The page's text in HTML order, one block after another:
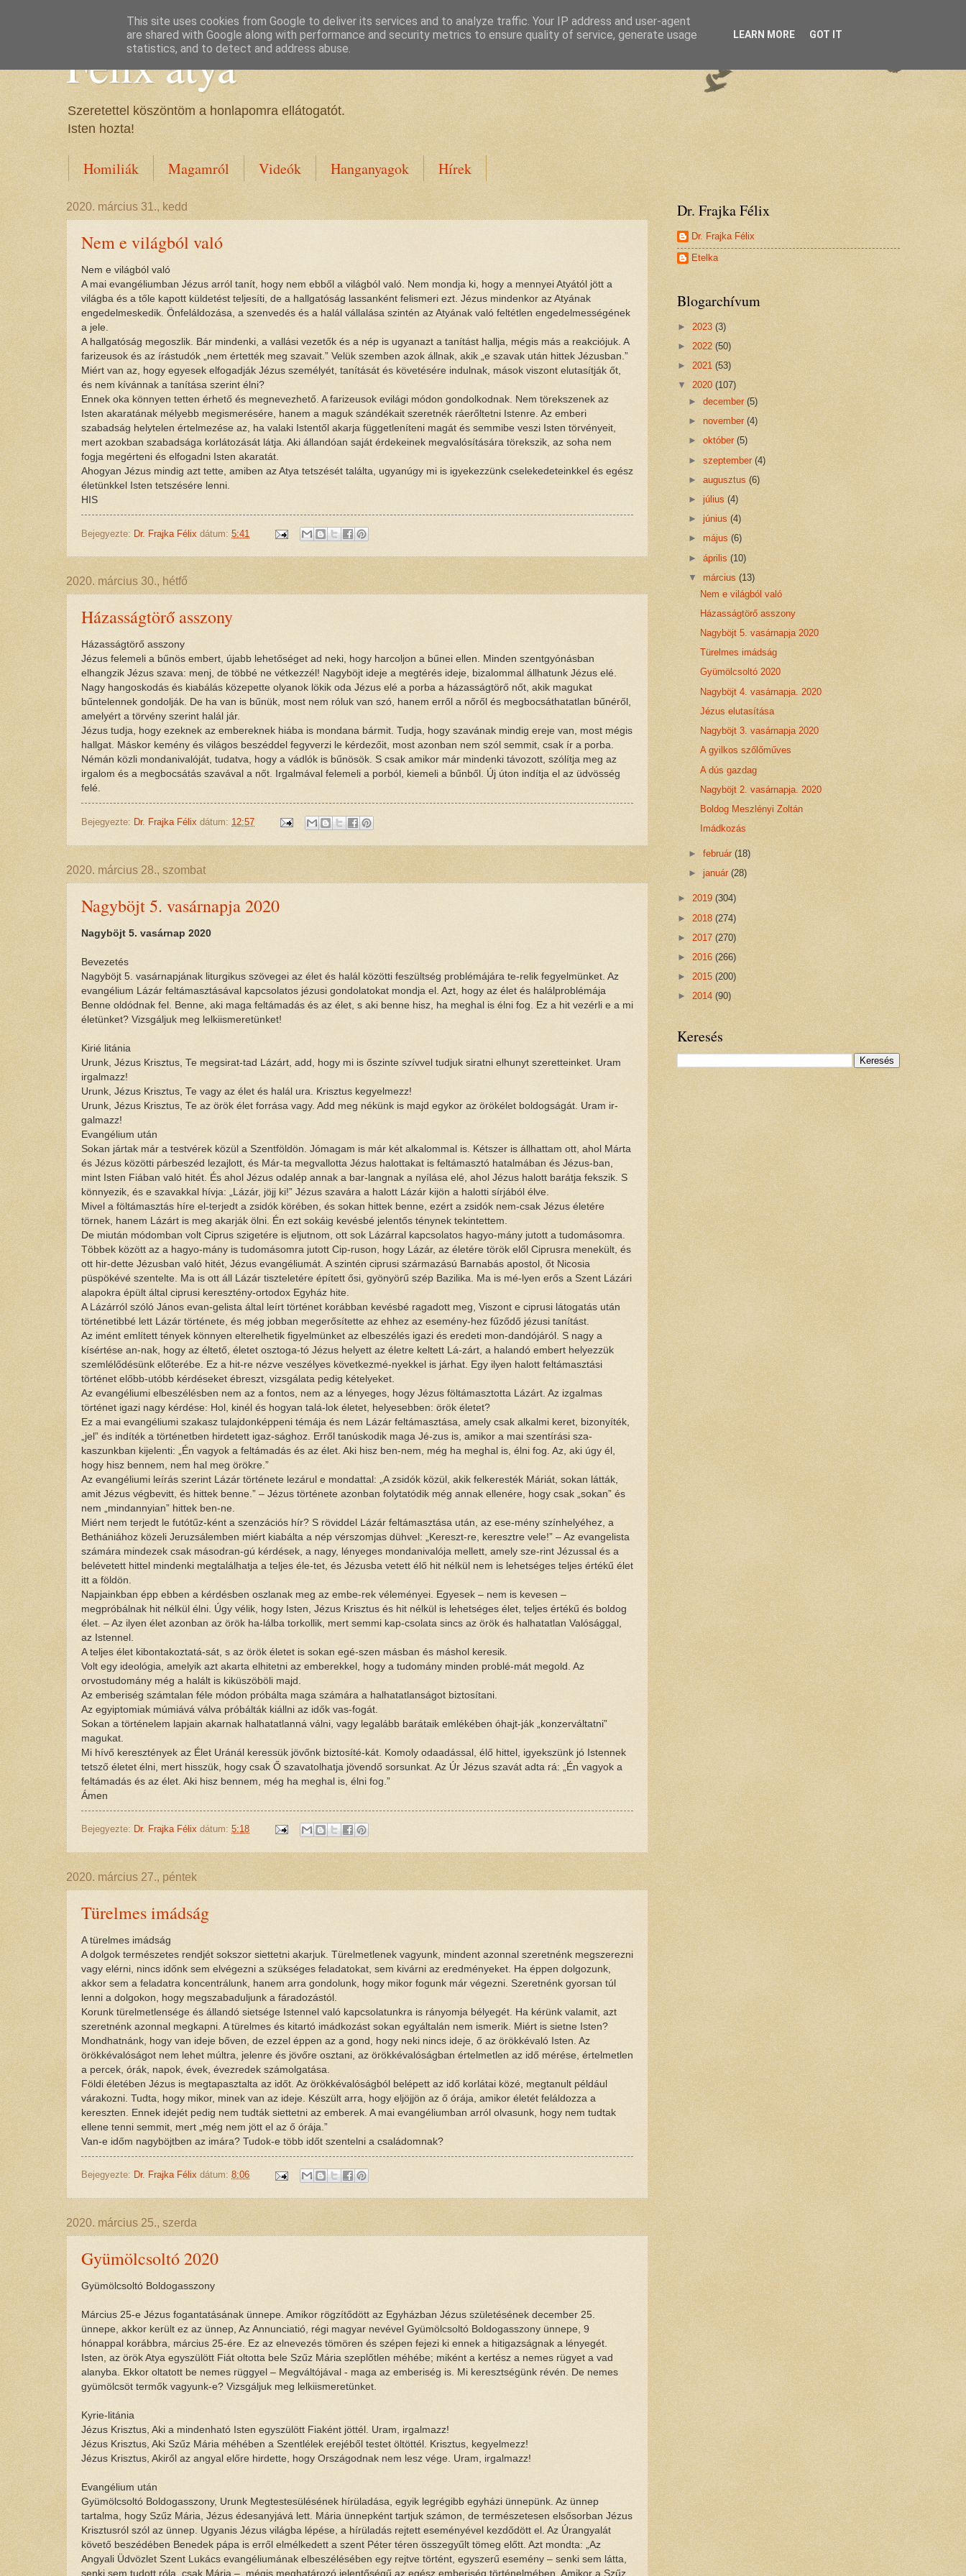
Félix atya
Szeretettel köszöntöm a honlapomra ellátogatót.
Isten hozta!
Homiliák Magamról Videók Hanganyagok Hírek
2020. március 31., kedd
Nem e világból való
Nem e világból való
A mai evangéliumban Jézus arról tanít, hogy nem ebből a világból való. Nem mondja ki, hogy a mennyei Atyától jött a
világba és a tőle kapott küldetést teljesíti, de a hallgatóság lassanként felismeri ezt. Jézus mindenkor az Atyának
engedelmeskedik. Önfeláldozása, a szenvedés és a halál vállalása szintén az Atyának való feltétlen engedelmességének
a jele.
A hallgatóság megoszlik. Bár mindenki, a vallási vezetők és a nép is ugyanazt a tanítást hallja, mégis más a reakciójuk. A
farizeusok és az írástudók „nem értették meg szavait.” Velük szemben azok állnak, akik „e szavak után hittek Jézusban.”
Miért van az, hogy egyesek elfogadják Jézus személyét, tanítását és követésére indulnak, mások viszont elutasítják őt,
és nem kívánnak a tanítása szerint élni?
Ennek oka könnyen tetten érhető és megnevezhető. A farizeusok evilági módon gondolkodnak. Nem törekszenek az
Isten akaratának mélyebb megismerésére, hanem a maguk szándékait szeretnék ráerőltetni Istenre. Az emberi
szabadság helytelen értelmezése az, ha valaki Istentől akarja függetleníteni magát és semmibe veszi Isten törvényeit,
mert azokban szabadsága korlátozását látja. Aki állandóan saját érdekeinek megvalósítására törekszik, az soha nem
fogja megérteni és elfogadni Isten akaratát.
Ahogyan Jézus mindig azt tette, amiben az Atya tetszését találta, ugyanúgy mi is igyekezzünk cselekedeteinkkel és egész
életünkkel Isten tetszésére lenni.
HIS
Bejegyezte: Dr. Frajka Félix dátum: 5:41
2020. március 30., hétfő
Házasságtörő asszony
Házasságtörő asszony
Jézus felemeli a bűnös embert, újabb lehetőséget ad neki, hogy harcoljon a bűnei ellen. Minden szentgyónásban
elhangzik Jézus szava: menj, de többé ne vétkezzél! Nagyböjt ideje a megtérés ideje, bizalommal állhatunk Jézus elé.
Nagy hangoskodás és kiabálás közepette olyanok lökik oda Jézus elé a porba a házasságtörő nőt, akik magukat
bűntelennek gondolják. De ha van is bűnük, most nem róluk van szó, hanem erről a nőről és megbocsáthatatlan bűnéről,
amelyért a törvény szerint halál jár.
Jézus tudja, hogy ezeknek az embereknek hiába is mondana bármit. Tudja, hogy szavának mindig ereje van, most mégis
hallgat. Máskor kemény és világos beszéddel fegyverzi le kérdezőit, most azonban nem szól semmit, csak ír a porba.
Némán közli mondanivalóját, tudatva, hogy a vádlók is bűnösök. S csak amikor már mindenki távozott, szólítja meg az
irgalom és a megbocsátás szavával a nőt. Irgalmával felemeli a porból, kiemeli a bűnből. Új úton indítja el az üdvösség
felé.
Bejegyezte: Dr. Frajka Félix dátum: 12:57
2020. március 28., szombat
Nagyböjt 5. vasárnapja 2020
Nagyböjt 5. vasárnap 2020
Bevezetés
Nagyböjt 5. vasárnapjának liturgikus szövegei az élet és halál közötti feszültség problémájára te-relik fegyelmünket. Az
evangélium Lázár feltámasztásával kapcsolatos jézusi gondolatokat mondja el. Azt, hogy az élet és halálproblémája
Benne oldódnak fel. Benne, aki maga feltámadás és az élet, s aki benne hisz, ha meghal is élni fog. Ez a hit vezérli e a mi
életünket? Vizsgáljuk meg lelkiismeretünket!
Kirié litánia
Urunk, Jézus Krisztus, Te megsirat-tad Lázárt, add, hogy mi is őszinte szívvel tudjuk siratni elhunyt szeretteinket. Uram
irgalmazz!
Urunk, Jézus Krisztus, Te vagy az élet és halál ura. Krisztus kegyelmezz!
Urunk, Jézus Krisztus, Te az örök élet forrása vagy. Add meg nékünk is majd egykor az örökélet boldogságát. Uram ir-
galmazz!
Evangélium után
Sokan jártak már a testvérek közül a Szentföldön. Jómagam is már két alkalommal is. Kétszer is állhattam ott, ahol Márta
és Jézus közötti párbeszéd lezajlott, és Már-ta megvallotta Jézus halottakat is feltámasztó hatalmában és Jézus-ban,
mint Isten Fiában való hitét. És ahol Jézus odalép annak a bar-langnak a nyílása elé, ahol Jézus halott barátja fekszik. S
könnyezik, és e szavakkal hívja: „Lázár, jöjj ki!” Jézus szavára a halott Lázár kijön a halotti sírjából élve.
Mivel a föltámasztás híre el-terjedt a zsidók körében, és sokan hittek benne, ezért a zsidók nem-csak Jézus életére
törnek, hanem Lázárt is meg akarják ölni. Én ezt sokáig kevésbé jelentős ténynek tekintettem.
De miután módomban volt Ciprus szigetére is eljutnom, ott sok Lázárral kapcsolatos hagyo-mány jutott a tudomásomra.
Többek között az a hagyo-mány is tudomásomra jutott Cip-ruson, hogy Lázár, az életére török elől Ciprusra menekült, és
ott hir-dette Jézusban való hitét, Jézus evangéliumát. A szintén ciprusi származású Barnabás apostol, őt Nicosia
püspökévé szentelte. Ma is ott áll Lázár tiszteletére épített ősi, gyönyörű szép Bazilika. Ma is mé-lyen erős a Szent Lázári
alapokra épült által ciprusi keresztény-ortodox Egyház hite.
A Lázárról szóló János evan-gelista által leírt történet korábban kevésbé ragadott meg, Viszont e ciprusi látogatás után
történetibbé lett Lázár története, és még jobban megerősítette az ehhez az esemény-hez fűződő jézusi tanítást.
Az imént említett tények könnyen elterelhetik figyelmünket az elbeszélés igazi és eredeti mon-dandójáról. S nagy a
kísértése an-nak, hogy az éltető, életet osztoga-tó Jézus helyett az életre keltett Lá-zárt, a halandó embert helyezzük
szemlélődésünk előterébe. Ez a hit-re nézve veszélyes következmé-nyekkel is járhat. Egy ilyen halott feltámasztási
történet előbb-utóbb kérdéseket ébreszt, vizsgálata pedig kételyeket.
Az evangéliumi elbeszélésben nem az a fontos, nem az a lényeges, hogy Jézus föltámasztotta Lázárt. Az izgalmas
történet igazi nagy kérdése: Hol, kinél és hogyan talá-lok életet, helyesebben: örök életet?
Ez a mai evangéliumi szakasz tulajdonképpeni témája és nem Lázár feltámasztása, amely csak alkalmi keret, bizonyíték,
„jel” és indíték a történetben hirdetett igaz-sághoz. Erről tanúskodik maga Jé-zus is, amikor a mai szentírási sza-
kaszunkban kijelenti: „Én vagyok a feltámadás és az élet. Aki hisz ben-nem, még ha meghal is, élni fog. Az, aki úgy él,
hogy hisz bennem, nem hal meg örökre.”
Az evangéliumi leírás szerint Lázár története lezárul e mondattal: „A zsidók közül, akik felkeresték Máriát, sokan látták,
amit Jézus végbevitt, és hittek benne.” – Jézus története azonban folytatódik még annak ellenére, hogy csak „sokan” és
nem „mindannyian” hittek ben-ne.
Miért nem terjedt le futótűz-ként a szenzációs hír? S röviddel Lázár feltámasztása után, az ese-mény színhelyéhez, a
Bethániához közeli Jeruzsálemben miért kiabálta a nép vérszomjas dühvel: „Kereszt-re, keresztre vele!” – Az evangelista
számára mindezek csak másodran-gú kérdések, a nagy, lényeges mondanivalója mellett, amely sze-rint Jézussal és a
belévetett hittel mindenki megtalálhatja a teljes éle-tet, és Jézusba vetett élő hit nélkül nem is lehetséges teljes értékű élet
itt a földön.
Napjainkban épp ebben a kérdésben oszlanak meg az embe-rek véleményei. Egyesek – nem is kevesen –
megpróbálnak hit nélkül élni. Úgy vélik, hogy Isten, Jézus Krisztus és hit nélkül is lehetséges élet, teljes értékű és boldog
élet. – Az ilyen élet azonban az örök ha-lálba torkollik, mert semmi kap-csolata sincs az örök és halhatatlan Valósággal,
az Istennel.
A teljes élet kibontakoztatá-sát, s az örök életet is sokan egé-szen másban és máshol keresik.
Volt egy ideológia, amelyik azt akarta elhitetni az emberekkel, hogy a tudomány minden problé-mát megold. Az
orvostudomány még a halált is kiküszöböli majd.
Az emberiség számtalan féle módon próbálta maga számára a halhatatlanságot biztosítani.
Az egyiptomiak múmiává válva próbálták kiállni az idők vas-fogát.
Sokan a történelem lapjain akarnak halhatatlanná válni, vagy legalább barátaik emlékében óhajt-ják „konzerváltatni”
magukat.
Mi hívő keresztények az Élet Uránál keressük jövőnk biztosíté-kát. Komoly odaadással, élő hittel, igyekszünk jó Istennek
tetsző életet élni, mert hisszük, hogy csak Ő szavatolhatja jövendő sorsunkat. Az Úr Jézus szavát adta rá: „Én vagyok a
feltámadás és az élet. Aki hisz bennem, még ha meghal is, élni fog.”
Ámen
Bejegyezte: Dr. Frajka Félix dátum: 5:18
2020. március 27., péntek
Türelmes imádság
A türelmes imádság
A dolgok természetes rendjét sokszor siettetni akarjuk. Türelmetlenek vagyunk, mindent azonnal szeretnénk megszerezni
vagy elérni, nincs időnk sem elvégezni a szükséges feladatokat, sem kivárni az eredményeket. Ha éppen dolgozunk,
akkor sem a feladatra koncentrálunk, hanem arra gondolunk, hogy mikor fogunk már végezni. Szeretnénk gyorsan túl
lenni a dolgokon, hogy megszabaduljunk a fáradozástól.
Korunk türelmetlensége és állandó sietsége Istennel való kapcsolatunkra is rányomja bélyegét. Ha kérünk valamit, azt
szeretnénk azonnal megkapni. A türelmes és kitartó imádkozást sokan egyáltalán nem ismerik. Miért is sietne Isten?
Mondhatnánk, hogy van ideje bőven, de ezzel éppen az a gond, hogy neki nincs ideje, ő az örökkévaló Isten. Az
örökkévalóságot nem lehet múltra, jelenre és jövőre osztani, az örökkévalóságban értelmetlen az idő mérése, értelmetlen
a percek, órák, napok, évek, évezredek számolgatása.
Földi életében Jézus is megtapasztalta az időt. Az örökkévalóságból belépett az idő korlátai közé, megtanult például
várakozni. Tudta, hogy mikor, minek van az ideje. Készült arra, hogy eljöjjön az ő órája, amikor életét feláldozza a
kereszten. Ennek idejét pedig nem tudták siettetni az emberek. A mai evangéliumban arról olvasunk, hogy nem tudtak
ellene tenni semmit, mert „még nem jött el az ő órája.”
Van-e időm nagyböjtben az imára? Tudok-e több időt szentelni a családomnak?
Bejegyezte: Dr. Frajka Félix dátum: 8:06
2020. március 25., szerda
Gyümölcsoltó 2020
Gyümölcsoltó Boldogasszony
Március 25-e Jézus fogantatásának ünnepe. Amikor rögzítődött az Egyházban Jézus születésének december 25.
ünnepe, akkor került ez az ünnep, Az Annunciatió, régi magyar nevével Gyümölcsoltó Boldogasszony ünnepe, 9
hónappal korábbra, március 25-ére. Ez az elnevezés tömören és szépen fejezi ki ennek a hitigazságnak a lényegét.
Isten, az örök Atya egyszülött Fiát oltotta bele Szűz Mária szeplőtlen méhébe; miként a kertész a nemes rügyet a vad
alanyba. Ekkor oltatott be nemes rüggyel – Megváltójával - maga az emberiség is. Mi keresztségünk révén. De nemes
gyümölcsöt termők vagyunk-e? Vizsgáljuk meg lelkiismeretünket.
Kyrie-litánia
Jézus Krisztus, Aki a mindenható Isten egyszülött Fiaként jöttél. Uram, irgalmazz!
Jézus Krisztus, Aki Szűz Mária méhében a Szentlélek erejéből testet öltöttél. Krisztus, kegyelmezz!
Jézus Krisztus, Akiről az angyal előre hirdette, hogy Országodnak nem lesz vége. Uram, irgalmazz!
Evangélium után
Gyümölcsoltó Boldogasszony, Urunk Megtestesülésének hírüladása, egyik legrégibb egyházi ünnepünk. Az ünnep
tartalma, hogy Szűz Mária, Jézus édesanyjává lett. Mária ünnepként tartjuk számon, de természetesen elsősorban Jézus
Krisztusról szól az ünnep. Ugyanis Jézus világba lépése, a hírüladás rejtett eseményével kezdődött el. Az Úrangyalát
követő beszédében Benedek pápa is erről elmélkedett a szent Péter téren összegyűlt tömeg előtt. Azt mondta: „Az
Angyali Üdvözlet Szent Lukács evangéliumának elbeszélésében egy rejtve történt, egyszerű esemény – senki sem látta,
senki sem tudott róla, csak Mária –, mégis meghatározó jelentőségű az egész emberiség történelmében. Amikor a Szűz
Dr. Frajka Félix
Dr. Frajka Félix
Etelka
Blogarchívum
► 2023 (3)
► 2022 (50)
► 2021 (53)
▼ 2020 (107)
►december(5)
►november(4)
►október(5)
►szeptember(4)
►augusztus(6)
►július(4)
►június(4)
►május(6)
►április(10)
▼március(13)
Nem e világból való
Házasságtörő asszony
Nagyböjt 5. vasárnapja 2020
Türelmes imádság
Gyümölcsoltó 2020
Nagyböjt 4. vasárnapja. 2020
Jézus elutasítása
Nagyböjt 3. vasárnapja 2020
A gyilkos szőlőműves
A dús gazdag
Nagyböjt 2. vasárnapja. 2020
Boldog Meszlényi Zoltán
Imádkozás
►február(18)
►január(28)
► 2019 (304)
► 2018 (274)
► 2017 (270)
► 2016 (266)
► 2015 (200)
► 2014 (90)
Keresés
This site uses cookies from Google to deliver its services and to analyze traffic. Your IP address and user-agent
are shared with Google along with performance and security metrics to ensure quality of service, generate usage
statistics, and to detect and address abuse.
LEARN MORE GOT IT